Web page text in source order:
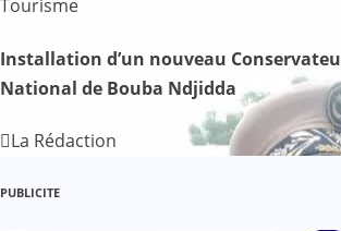
l
’
a
r
t
Tourisme
Installation d’un nouveau
National de Bouba Ndjidda
La Rédaction
PUBLICITE